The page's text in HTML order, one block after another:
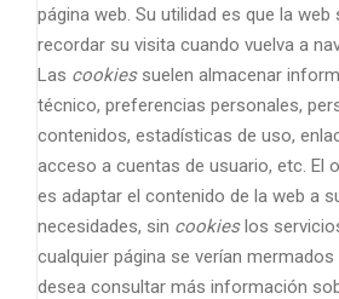
página web. Su utilidad es que la web
recordar su visita cuando vuelva a
Las cookiessuelen almacenar
técnico, preferencias personales,
contenidos, estadísticas de uso,
acceso a cuentas de usuario, etc. El
es adaptar el contenido de la web a
necesidades, sin cookieslos
cualquier página se verían
desea consultar más información